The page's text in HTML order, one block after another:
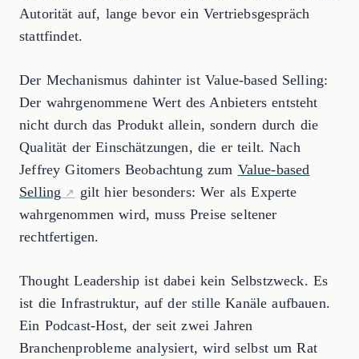
Autorität auf, lange bevor ein Vertriebsgespräch
stattfindet.
Der Mechanismus dahinter ist Value-based Selling:
Der wahrgenommene Wert des Anbieters entsteht
nicht durch das Produkt allein, sondern durch die
Qualität der Einschätzungen, die er teilt. Nach
Jeffrey Gitomers Beobachtung zum Value-based
Selling
gilt hier besonders: Wer als Experte
wahrgenommen wird, muss Preise seltener
rechtfertigen.
Thought Leadership ist dabei kein Selbstzweck. Es
ist die Infrastruktur, auf der stille Kanäle aufbauen.
Ein Podcast-Host, der seit zwei Jahren
Branchenprobleme analysiert, wird selbst um Rat